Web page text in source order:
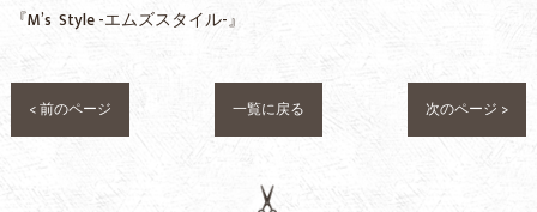
『M’s Style -エムズスタイル-』
< 前のページ 一覧に戻る 次のページ >